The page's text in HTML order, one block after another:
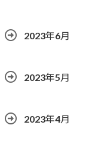
2023年6月
2023年5月
2023年4月